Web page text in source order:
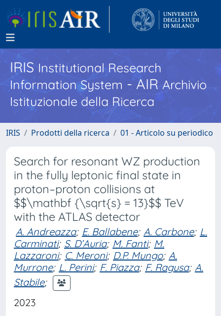
IRISInstitutional Research
Information System - AIR Archivio
Istituzionale della Ricerca
IRIS Prodotti della ricerca 01 - Articolo su periodico
Search for resonant WZ production
in the fully leptonic final state in
proton–proton collisions at
$$\mathbf {\sqrt{s} = 13}$$ TeV
with the ATLAS detector
A. Andreazza; E. Ballabene; A. Carbone; L.
Carminati; S. D’Auria; M. Fanti; M.
Lazzaroni; C. Meroni; D.P. Mungo; A.
Murrone; L. Perini; F. Piazza; F. Ragusa; A.
Stabile;
2023